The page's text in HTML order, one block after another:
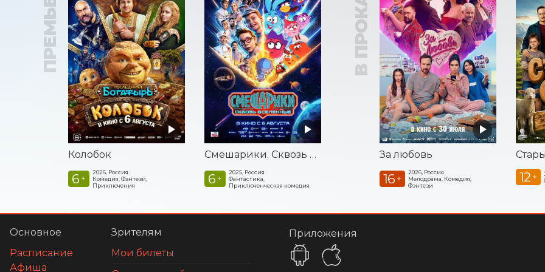
ПРЕМЬЕРА
Колобок
6 +
2026, Россия
Комедия, Фэнтези,
Приключения
Смешарики. Сквозь вселенные
6 +
2025, Россия
Фантастика,
Приключенческая комедия
В ПРОКАТЕ
За любовь
16 +
2026, Россия
Мелодрама, Комедия,
Фэнтези
12 +
Основное
Расписание
Афиша
Зрителям
Мои билеты
Приложения